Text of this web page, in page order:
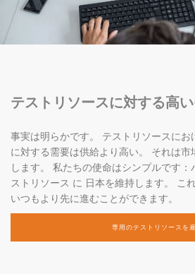
テストリソースに対する高
事実は明らかです。 テストリソースに
に対する需要は供給より高い。 それは市
します。 私たちの使命はシンプルです
ストリソース に 日本を維持します。 こ
いつもより先に進むことができます。
専用のテストリソースを